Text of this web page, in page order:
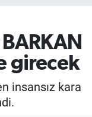
girecek
insansız kara